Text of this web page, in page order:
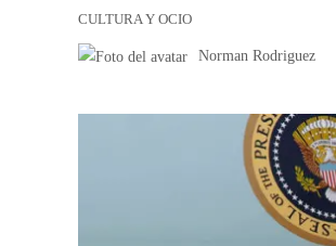
CULTURA Y OCIO
Norman Rodriguez